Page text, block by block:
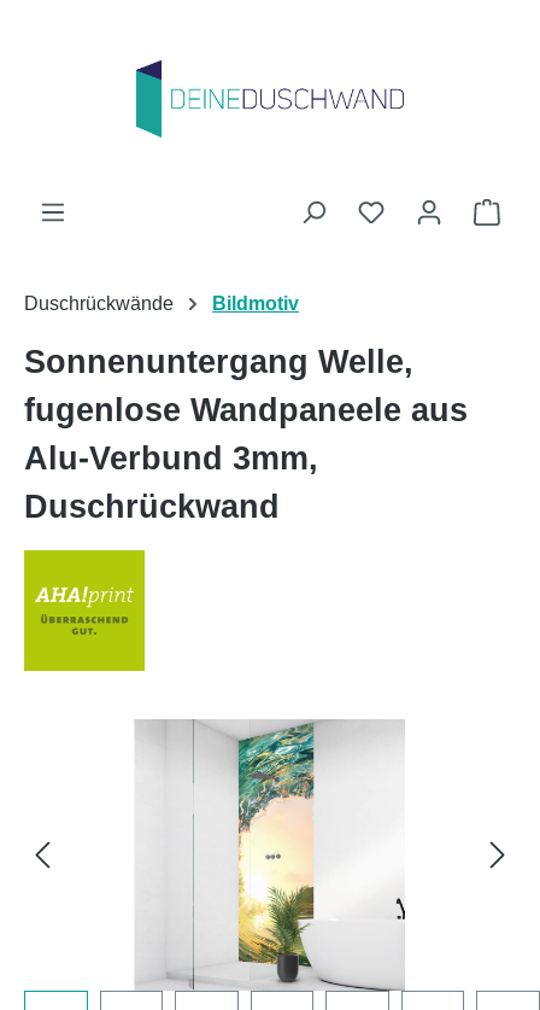
Du hast 0
Duschrückwände Bildmotiv
Sonnenuntergang Welle,
fugenlose Wandpaneele aus
Alu-Verbund 3mm,
Duschrückwand